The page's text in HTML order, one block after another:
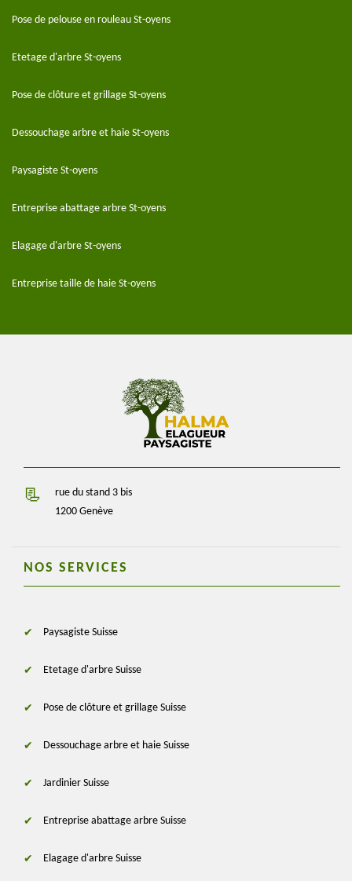
Pose de pelouse en rouleau St-oyens
Etetage d'arbre St-oyens
Pose de clôture et grillage St-oyens
Dessouchage arbre et haie St-oyens
Paysagiste St-oyens
Entreprise abattage arbre St-oyens
Elagage d'arbre St-oyens
Entreprise taille de haie St-oyens
rue du stand 3 bis
1200 Genève
NOS SERVICES
Paysagiste Suisse
Etetage d'arbre Suisse
Pose de clôture et grillage Suisse
Dessouchage arbre et haie Suisse
Jardinier Suisse
Entreprise abattage arbre Suisse
Elagage d'arbre Suisse